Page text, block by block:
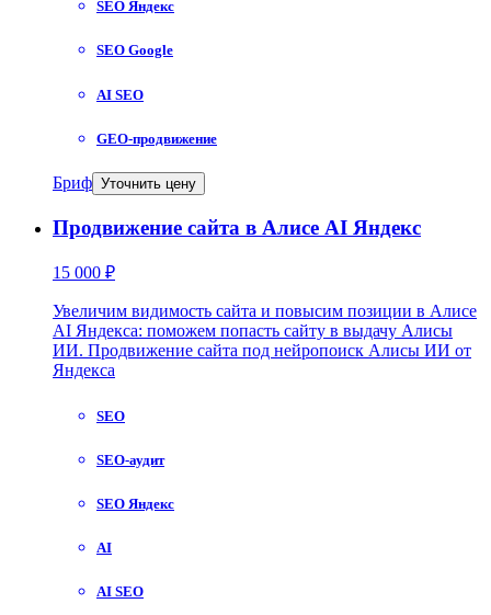
SEO Яндекс
SEO Google
AI SEO
GEO-продвижение
Бриф Уточнить цену
Продвижение сайта в Алисе AI Яндекс
15 000 ₽
Увеличим видимость сайта и повысим позиции в Алисе
AI Яндекса: поможем попасть сайту в выдачу Алисы
ИИ. Продвижение сайта под нейропоиск Алисы ИИ от
Яндекса
SEO
SEO-аудит
SEO Яндекс
AI
AI SEO